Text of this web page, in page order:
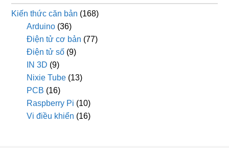
Kiến thức căn bản (168)
Arduino (36)
Điện tử cơ bản (77)
Điện tử số (9)
IN 3D (9)
Nixie Tube (13)
PCB (16)
Raspberry Pi (10)
Vi điều khiển (16)